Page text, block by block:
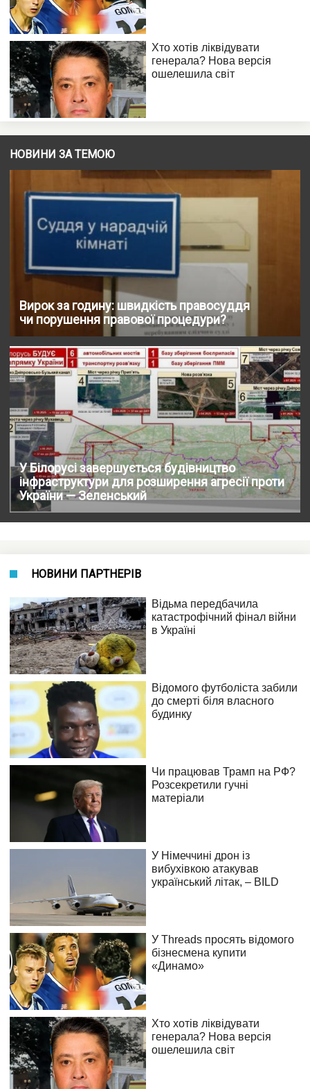
НОВИНИ ЗА ТЕМОЮ
Вирок за годину: швидкість правосуддя
чи порушення правової процедури?
У Білорусі завершується будівництво
інфраструктури для розширення агресії проти
України — Зеленський
НОВИНИ ПАРТНЕРІВ